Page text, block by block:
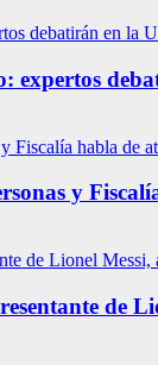
expertos
y
de